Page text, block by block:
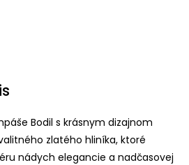
Bodil s krásnym dizajnom
zlatého hliníka, ktoré
nádych elegancie a nadčasovej